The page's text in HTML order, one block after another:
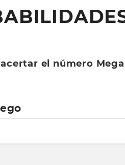
el número